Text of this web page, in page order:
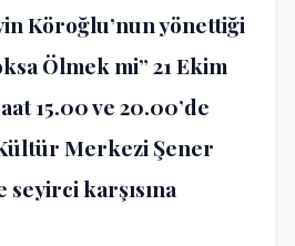
Köroğlu’nun yönettiği
Ölmek mi” 21 Ekim
15.00 ve 20.00’de
Merkezi Şener
seyirci karşısına